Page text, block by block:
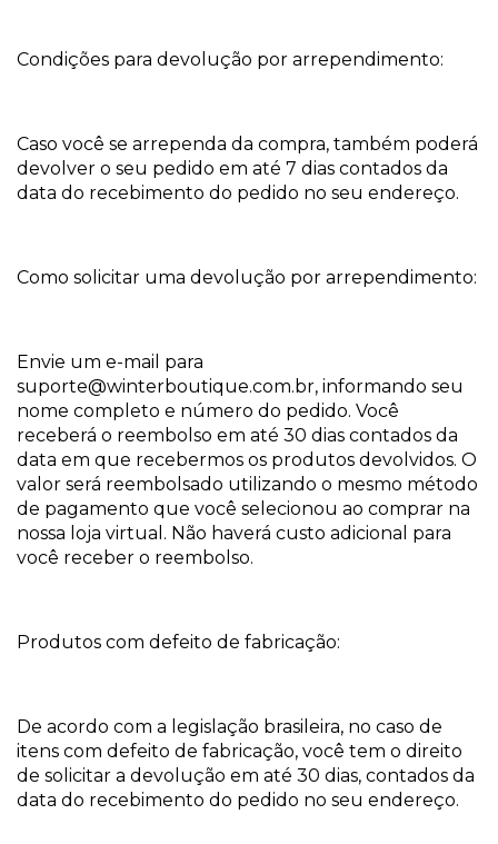
Condições para devolução por arrependimento:
Caso você se arrependa da compra, também poderá
devolver o seu pedido em até 7 dias contados da
data do recebimento do pedido no seu endereço.
Como solicitar uma devolução por arrependimento:
Envie um e-mail para
suporte@winterboutique.com.br, informando seu
nome completo e número do pedido. Você
receberá o reembolso em até 30 dias contados da
data em que recebermos os produtos devolvidos. O
valor será reembolsado utilizando o mesmo método
de pagamento que você selecionou ao comprar na
nossa loja virtual. Não haverá custo adicional para
você receber o reembolso.
Produtos com defeito de fabricação:
De acordo com a legislação brasileira, no caso de
itens com defeito de fabricação, você tem o direito
de solicitar a devolução em até 30 dias, contados da
data do recebimento do pedido no seu endereço.